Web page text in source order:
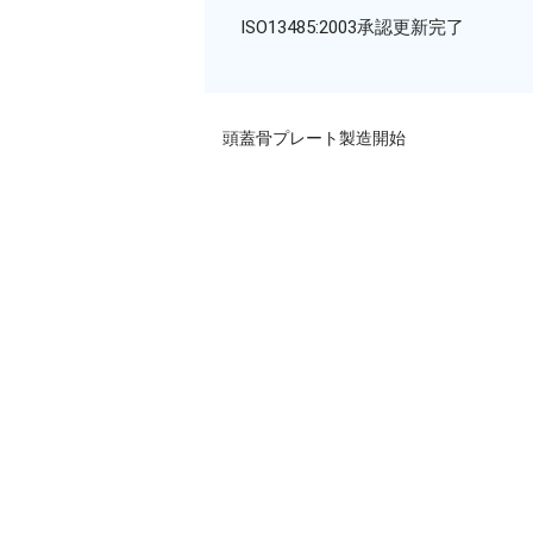
ISO13485:2003承認更新完了
頭蓋骨プレート製造開始